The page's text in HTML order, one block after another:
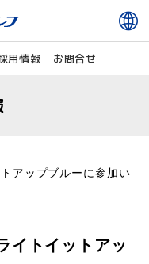
用情報 お問合せ
アップブルーに参加い
イトイットアッ